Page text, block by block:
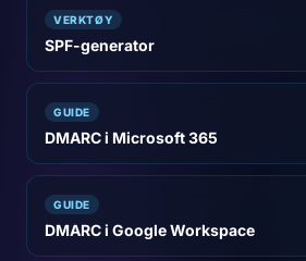
VERKTØY
SPF-generator
GUIDE
DMARC i Microsoft 365
GUIDE
DMARC i Google Workspace